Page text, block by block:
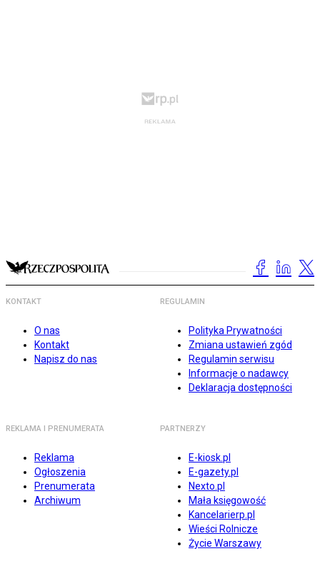
KONTAKT
O nas
Kontakt
Napisz do nas
REGULAMIN
Polityka Prywatności
Zmiana ustawień zgód
Regulamin serwisu
Informacje o nadawcy
Deklaracja dostępności
REKLAMA I PRENUMERATA
Reklama
Ogłoszenia
Prenumerata
Archiwum
PARTNERZY
E-kiosk.pl
E-gazety.pl
Nexto.pl
Mała księgowość
Kancelarierp.pl
Wieści Rolnicze
Życie Warszawy